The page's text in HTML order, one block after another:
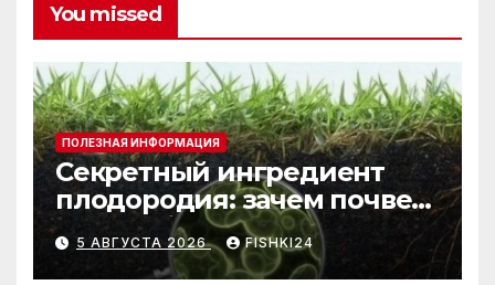
You missed
ПОЛЕЗНАЯ ИНФОРМАЦИЯ
Секретный ингредиент
плодородия: зачем почве
нужны бактерии и
биогумус
5 АВГУСТА 2026 FISHKI24